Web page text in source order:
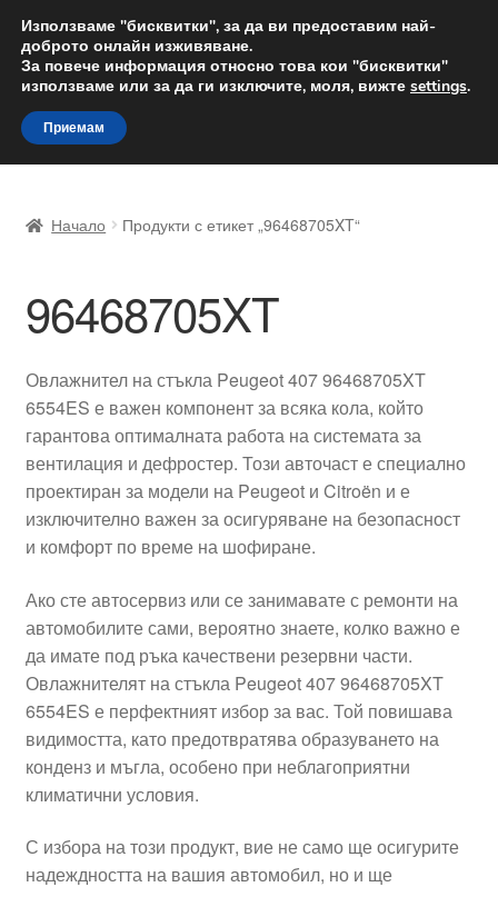
ДОСТАВКА от 12 лв.
Доставка по целия свят
Skip
to
navigation
Skip
to
content
Доставка по целия свят
Жалби
Количка
Контакт
Моята сметка
Плащанията
Политика за поверителност
Правила и условия
Процедура за рекламации
Транспорт
Начало Продукти с етикет „96468705XT“
96468705XT
Овлажнител на стъкла Peugeot 407 96468705XT
6554ES е важен компонент за всяка кола, който
гарантова оптималната работа на системата за
вентилация и дефростер. Този авточаст е специално
проектиран за модели на Peugeot и Citroën и е
изключително важен за осигуряване на безопасност
и комфорт по време на шофиране.
Ако сте автосервиз или се занимавате с ремонти на
автомобилите сами, вероятно знаете, колко важно е
да имате под ръка качествени резервни части.
Овлажнителят на стъкла Peugeot 407 96468705XT
6554ES е перфектният избор за вас. Той повишава
видимостта, като предотвратява образуването на
конденз и мъгла, особено при неблагоприятни
климатични условия.
С избора на този продукт, вие не само ще осигурите
надеждността на вашия автомобил, но и ще
Използваме "бисквитки", за да ви предоставим най-
доброто онлайн изживяване.
За повече информация относно това кои "бисквитки"
използваме или за да ги изключите, моля, вижте settings.
Приемам